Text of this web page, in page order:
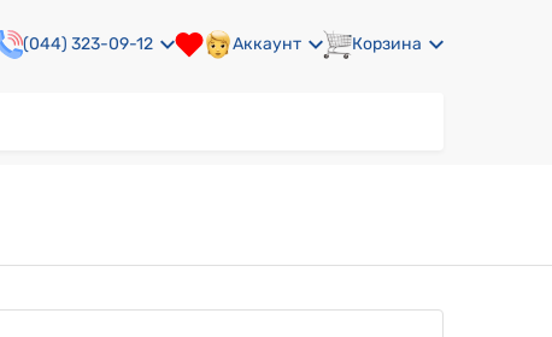
(044) 323-09-12 Аккаунт Корзина